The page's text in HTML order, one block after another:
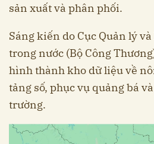
sản xuất và phân phối.
Sáng kiến do Cục Quản lý
trong nước (Bộ Công
hình thành kho dữ liệu về
tảng số, phục vụ quảng bá
trường.